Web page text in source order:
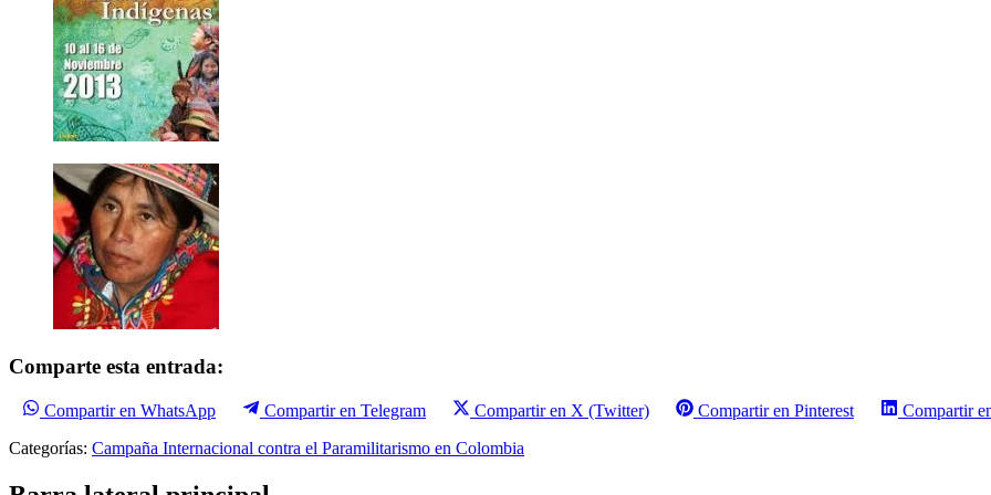
Comparte esta entrada:
Compartir en WhatsApp Compartir en Telegram Compartir en X (Twitter) Compartir en Pinterest Compartir
Categorías: Campaña Internacional contra el Paramilitarismo en Colombia